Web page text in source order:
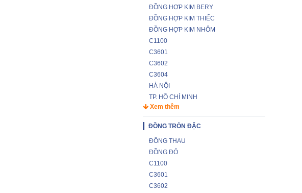
ĐỒNG HỢP KIM BERY
ĐỒNG HỢP KIM THIẾC
ĐỒNG HỢP KIM NHÔM
C1100
C3601
C3602
C3604
HÀ NỘI
TP. HỒ CHÍ MINH
Xem thêm
ĐỒNG TRÒN ĐẶC
ĐỒNG THAU
ĐỒNG ĐỎ
C1100
C3601
C3602